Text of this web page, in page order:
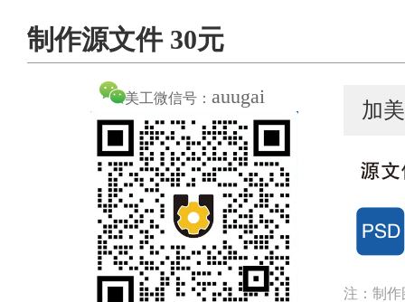
制作源文件 30元
美工微信号： auugai
加
注：制作